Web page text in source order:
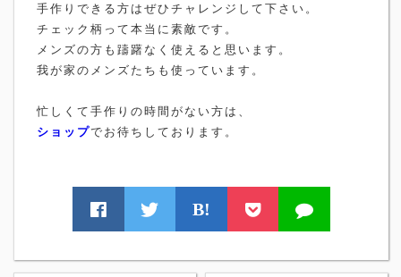
手作りできる方はぜひチャレンジして下さい。
チェック柄って本当に素敵です。
メンズの方も躊躇なく使えると思います。
我が家のメンズたちも使っています。
忙しくて手作りの時間がない方は、
ショップでお待ちしております。
B!